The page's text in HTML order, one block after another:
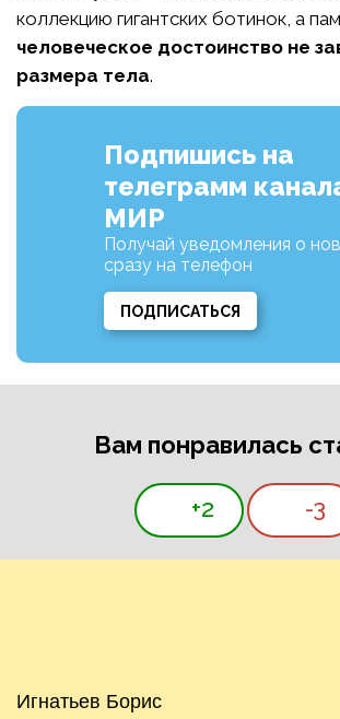
коллекцию гигантских ботинок, а
человеческое достоинство не
размера тела.
Подпишись на
телеграмм
МИР
Получай уведомления о
сразу на телефон
ПОДПИСАТЬСЯ
Вам понравилась
+2 -3
Игнатьев Борис